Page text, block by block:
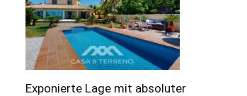
Exponierte Lage mit absoluter